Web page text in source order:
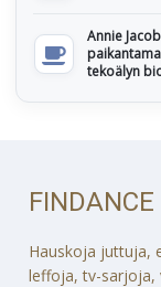
Annie
tekoälyn
FINDANCE
Hauskoja juttuja,
leffoja, tv-sarjoja,